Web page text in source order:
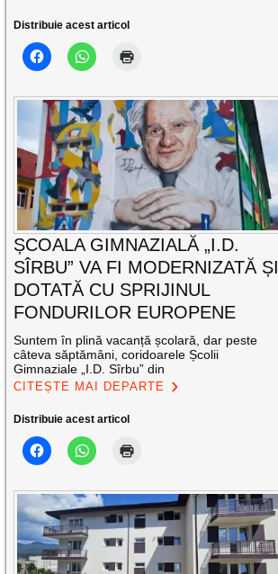
Distribuie acest articol
ȘCOALA GIMNAZIALĂ „I.D.
SÎRBU” VA FI MODERNIZATĂ ȘI
DOTATĂ CU SPRIJINUL
FONDURILOR EUROPENE
Suntem în plină vacanță școlară, dar peste
câteva săptămâni, coridoarele Școlii
Gimnaziale „I.D. Sîrbu” din
CITEȘTE MAI DEPARTE
Distribuie acest articol